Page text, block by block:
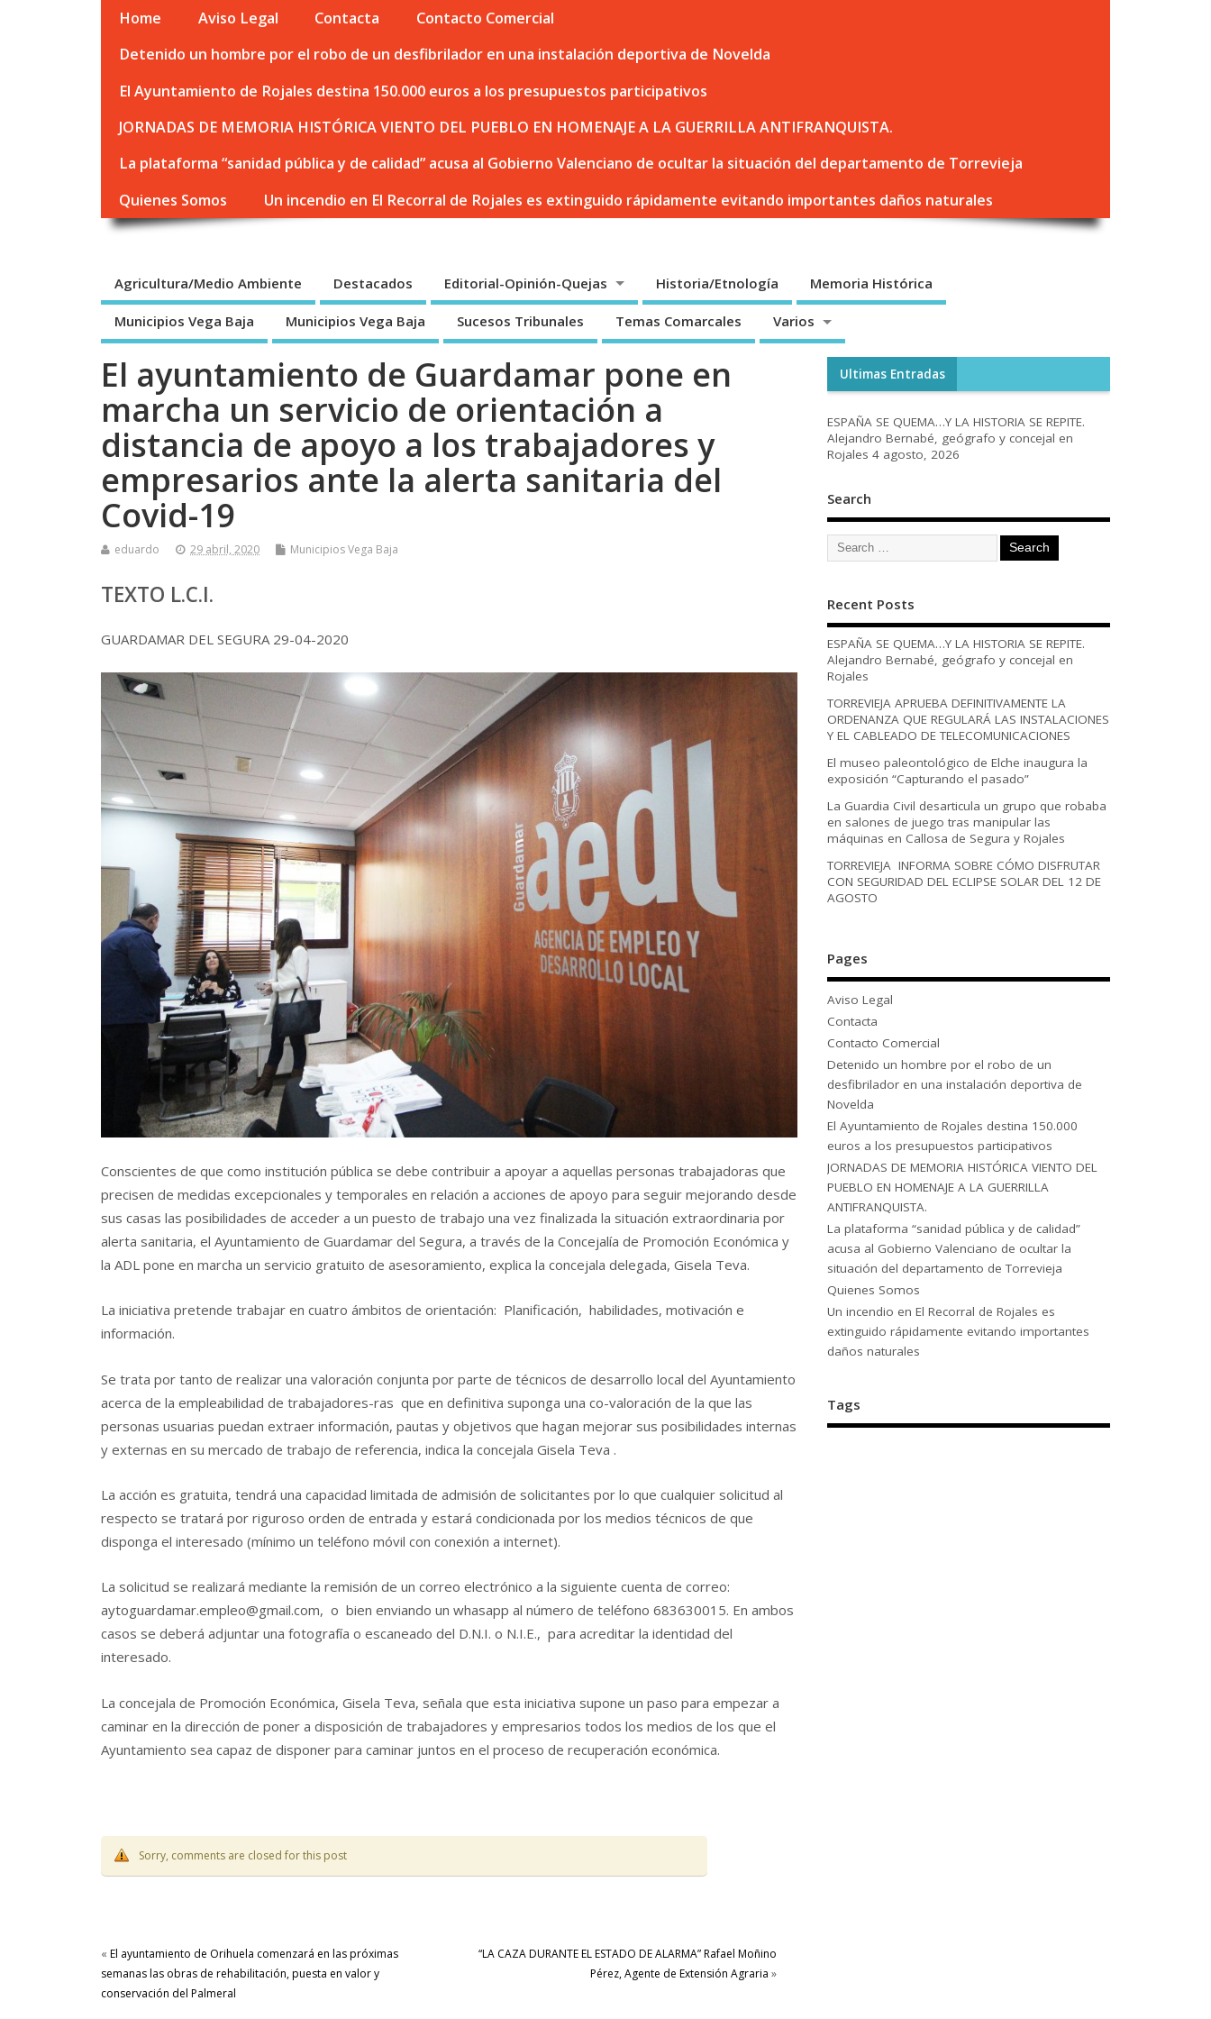
Home Aviso Legal Contacta
Contacto Comercial
Detenido un hombre por el robo de un desfibrilador en una instalación deportiva de Novelda
El Ayuntamiento de Rojales destina 150.000 euros a los presupuestos participativos
JORNADAS DE MEMORIA HISTÓRICA VIENTO DEL PUEBLO EN HOMENAJE A LA GUERRILLA ANTIFRANQUISTA.
La plataforma “sanidad pública y de calidad” acusa al Gobierno Valenciano de ocultar la situación del departamento de Torrevieja
Quienes Somos
Un incendio en El Recorral de Rojales es extinguido rápidamente evitando importantes daños naturales
Agricultura/Medio Ambiente Destacados Editorial-Opinión-Quejas Historia/Etnología Memoria Histórica
Municipios Vega Baja Municipios Vega Baja Sucesos Tribunales Temas Comarcales Varios
El ayuntamiento de Guardamar pone en
marcha un servicio de orientación a
distancia de apoyo a los trabajadores y
empresarios ante la alerta sanitaria del
Covid-19
eduardo 29 abril, 2020 Municipios Vega Baja
TEXTO L.C.I.
GUARDAMAR DEL SEGURA 29-04-2020
Conscientes de que como institución pública se debe contribuir a apoyar a aquellas personas trabajadoras que
precisen de medidas excepcionales y temporales en relación a acciones de apoyo para seguir mejorando desde
sus casas las posibilidades de acceder a un puesto de trabajo una vez finalizada la situación extraordinaria por
alerta sanitaria, el Ayuntamiento de Guardamar del Segura, a través de la Concejalía de Promoción Económica y
la ADL pone en marcha un servicio gratuito de asesoramiento, explica la concejala delegada, Gisela Teva.
La iniciativa pretende trabajar en cuatro ámbitos de orientación: Planificación, habilidades, motivación e
información.
Se trata por tanto de realizar una valoración conjunta por parte de técnicos de desarrollo local del Ayuntamiento
acerca de la empleabilidad de trabajadores-ras que en definitiva suponga una co-valoración de la que las
personas usuarias puedan extraer información, pautas y objetivos que hagan mejorar sus posibilidades internas
y externas en su mercado de trabajo de referencia, indica la concejala Gisela Teva .
La acción es gratuita, tendrá una capacidad limitada de admisión de solicitantes por lo que cualquier solicitud al
respecto se tratará por riguroso orden de entrada y estará condicionada por los medios técnicos de que
disponga el interesado (mínimo un teléfono móvil con conexión a internet).
La solicitud se realizará mediante la remisión de un correo electrónico a la siguiente cuenta de correo:
aytoguardamar.empleo@gmail.com, o bien enviando un whasapp al número de teléfono 683630015. En ambos
casos se deberá adjuntar una fotografía o escaneado del D.N.I. o N.I.E., para acreditar la identidad del
interesado.
La concejala de Promoción Económica, Gisela Teva, señala que esta iniciativa supone un paso para empezar a
caminar en la dirección de poner a disposición de trabajadores y empresarios todos los medios de los que el
Ayuntamiento sea capaz de disponer para caminar juntos en el proceso de recuperación económica.
Sorry, comments are closed for this post
« El ayuntamiento de Orihuela comenzará en las próximas
semanas las obras de rehabilitación, puesta en valor y
conservación del Palmeral
“LA CAZA DURANTE EL ESTADO DE ALARMA” Rafael Moñino
Pérez, Agente de Extensión Agraria »
Ultimas Entradas
ESPAÑA SE QUEMA…Y LA HISTORIA SE REPITE.
Alejandro Bernabé, geógrafo y concejal en
Rojales 4 agosto, 2026
Search
Recent Posts
ESPAÑA SE QUEMA…Y LA HISTORIA SE REPITE.
Alejandro Bernabé, geógrafo y concejal en
Rojales
TORREVIEJA APRUEBA DEFINITIVAMENTE LA
ORDENANZA QUE REGULARÁ LAS INSTALACIONES
Y EL CABLEADO DE TELECOMUNICACIONES
El museo paleontológico de Elche inaugura la
exposición “Capturando el pasado”
La Guardia Civil desarticula un grupo que robaba
en salones de juego tras manipular las
máquinas en Callosa de Segura y Rojales
TORREVIEJA INFORMA SOBRE CÓMO DISFRUTAR
CON SEGURIDAD DEL ECLIPSE SOLAR DEL 12 DE
AGOSTO
Pages
Aviso Legal
Contacta
Contacto Comercial
Detenido un hombre por el robo de un
desfibrilador en una instalación deportiva de
Novelda
El Ayuntamiento de Rojales destina 150.000
euros a los presupuestos participativos
JORNADAS DE MEMORIA HISTÓRICA VIENTO DEL
PUEBLO EN HOMENAJE A LA GUERRILLA
ANTIFRANQUISTA.
La plataforma “sanidad pública y de calidad”
acusa al Gobierno Valenciano de ocultar la
situación del departamento de Torrevieja
Quienes Somos
Un incendio en El Recorral de Rojales es
extinguido rápidamente evitando importantes
daños naturales
Tags